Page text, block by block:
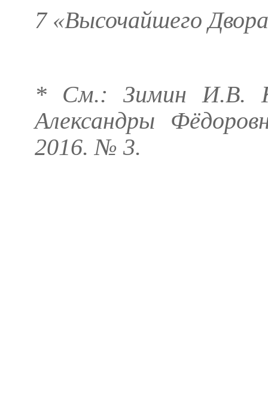
7 «Высочайшего
* См.: Зимин И.В.
Александры
2016. № 3.